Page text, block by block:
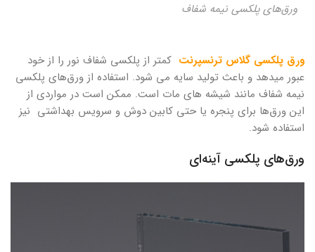
ورق‌های پلکسی نیمه شفاف
ورق‌ پلکسی گلاس ترنسپرنت کمتر از پلکسی شفاف نور را از خود
عبور میدهد و باعث تولید سایه می شود. استفاده از ورق‌های پلکسی
نیمه شفاف مانند شیشه های مات است. ممکن است در مواردی از
این ورق‌ها برای پنجره یا حتی کابین دوش و سرویس بهداشتی نیز
استفاده شود.
ورق‌های پلکسی آینه‌ای